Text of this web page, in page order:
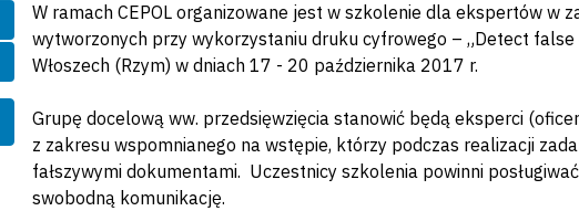
Szukaj
W ramach CEPOL organizowane jest w szkolenie dla ekspertów w
wytworzonych przy wykorzystaniu druku cyfrowego – „Detect
Włoszech (Rzym) w dniach 17 - 20 października 2017 r.
Grupę docelową ww. przedsięwzięcia stanowić będą eksperci
z zakresu wspomnianego na wstępie, którzy podczas realizacji
fałszywymi dokumentami. Uczestnicy szkolenia powinni
swobodną komunikację.